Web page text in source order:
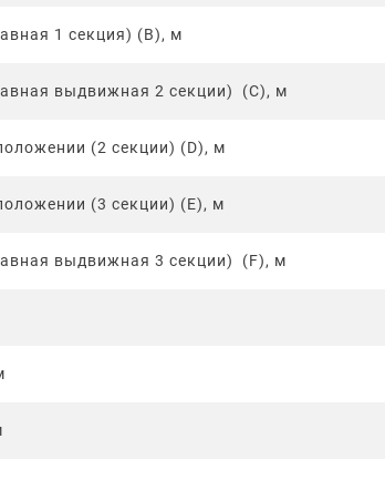
1 секция) (В), м
выдвижная 2 секции) (C), м
(2 секции) (D), м
(3 секции) (E), м
выдвижная 3 секции) (F), м